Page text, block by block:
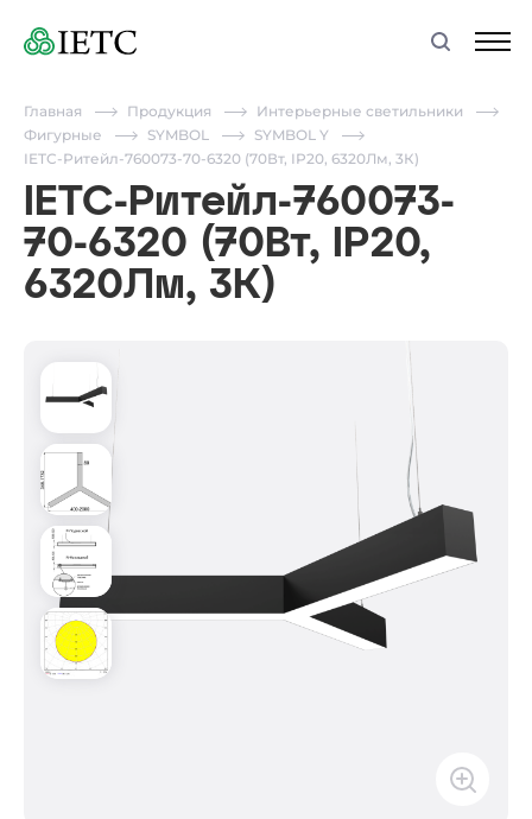
Главная Продукция
Интерьерные светильники
Фигурные
SYMBOL
SYMBOL Y
IETC-Ритейл-760073-70-6320 (70Вт, IP20, 6320Лм, 3К)
IETC-Ритейл-760073-
70-6320 (70Вт, IP20,
6320Лм, 3К)